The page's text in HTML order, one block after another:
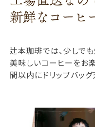
辻本珈琲では、少しで
美味しいコーヒーをお
間以内にドリップバッ